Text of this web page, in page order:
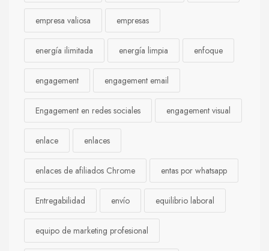
empresa valiosa empresas
energía ilimitada energía limpia enfoque
engagement engagement email
Engagement en redes sociales engagement visual
enlace enlaces
enlaces de afiliados Chrome entas por whatsapp
Entregabilidad envío equilibrio laboral
equipo de marketing profesional